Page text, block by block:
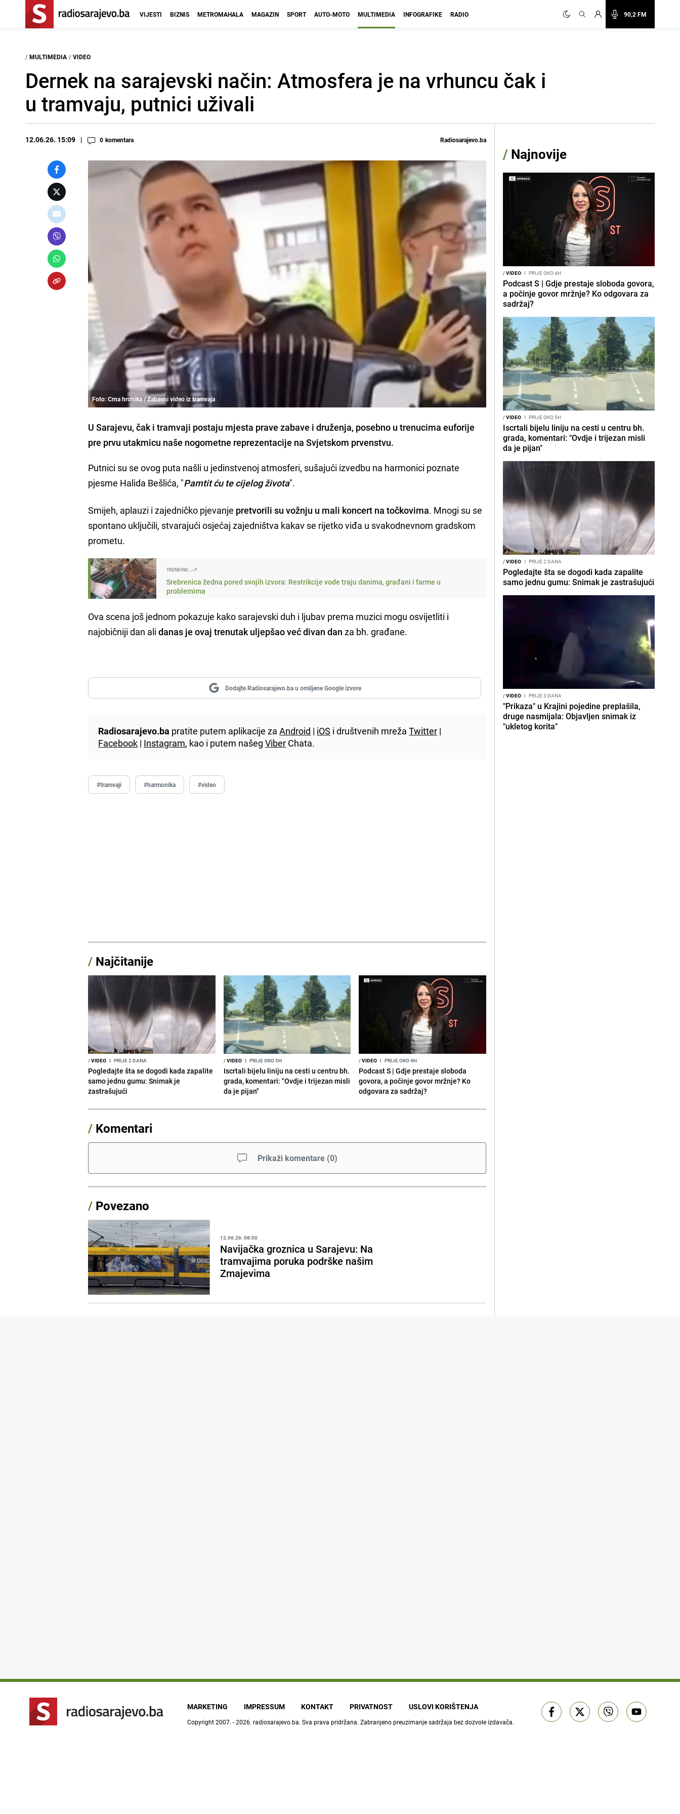
90,2 FM
VIJESTI BIZNIS METROMAHALA MAGAZIN SPORT AUTO-MOTO MULTIMEDIA INFOGRAFIKE RADIO
/ MULTIMEDIA / VIDEO
Dernek na sarajevski način: Atmosfera je na vrhuncu čak i
u tramvaju, putnici uživali
12.06.26. 15:09 0 komentara Radiosarajevo.ba
Foto: Crna hronika / Zabavni video iz tramvaja
U Sarajevu, čak i tramvaji postaju mjesta prave zabave i druženja, posebno u trenucima euforije
pre prvu utakmicu naše nogometne reprezentacije na Svjetskom prvenstvu.
Putnici su se ovog puta našli u jedinstvenoj atmosferi, sušajući izvedbu na harmonici poznate
pjesme Halida Bešlića, "Pamtit ću te cijelog života".
Smijeh, aplauzi i zajedničko pjevanje pretvorili su vožnju u mali koncert na točkovima. Mnogi su se
spontano uključili, stvarajući osjećaj zajedništva kakav se rijetko viđa u svakodnevnom gradskom
prometu.
TRENDING
Srebrenica žedna pored svojih izvora: Restrikcije vode traju danima, građani i farme u
problemima
Ova scena još jednom pokazuje kako sarajevski duh i ljubav prema muzici mogu osvijetliti i
najobičniji dan alidanas je ovaj trenutak uljepšao već divan dan za bh. građane.
Dodajte Radiosarajevo.ba u omiljene Google izvore
Radiosarajevo.ba pratite putem aplikacije zaAndroid | iOS i društvenih mrežaTwitter |
Facebook | Instagram, kao i putem našegViber Chata.
#tramvaji #harmonika #video
/ Najčitanije
/VIDEO I PRIJE 2 DANA
Pogledajte šta se dogodi kada zapalite
samo jednu gumu: Snimak je
zastrašujući
/VIDEO I PRIJE OKO 5H
Iscrtali bijelu liniju na cesti u centru bh.
grada, komentari: "Ovdje i trijezan misli
da je pijan"
/VIDEO I PRIJE OKO 4H
Podcast S | Gdje prestaje sloboda
govora, a počinje govor mržnje? Ko
odgovara za sadržaj?
/ Komentari
Prikaži komentare (0)
/ Povezano
12.06.26. 08:00
Navijačka groznica u Sarajevu: Na
tramvajima poruka podrške našim
Zmajevima
/ Najnovije
/VIDEO I PRIJE OKO 4H
Podcast S | Gdje prestaje sloboda govora,
a počinje govor mržnje? Ko odgovara za
sadržaj?
/VIDEO I PRIJE OKO 5H
Iscrtali bijelu liniju na cesti u centru bh.
grada, komentari: "Ovdje i trijezan misli
da je pijan"
/VIDEO I PRIJE 2 DANA
Pogledajte šta se dogodi kada zapalite
samo jednu gumu: Snimak je zastrašujući
/VIDEO I PRIJE 3 DANA
"Prikaza" u Krajini pojedine preplašila,
druge nasmijala: Objavljen snimak iz
"ukletog korita"
MARKETING IMPRESSUM KONTAKT PRIVATNOST USLOVI KORIŠTENJA
Copyright 2007. - 2026. radiosarajevo.ba. Sva prava pridržana. Zabranjeno preuzimanje sadržaja bez dozvole izdavača.